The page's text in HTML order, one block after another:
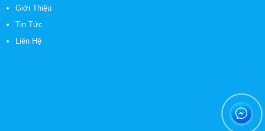
Giới Thiệu
Tin Tức
Liên Hệ